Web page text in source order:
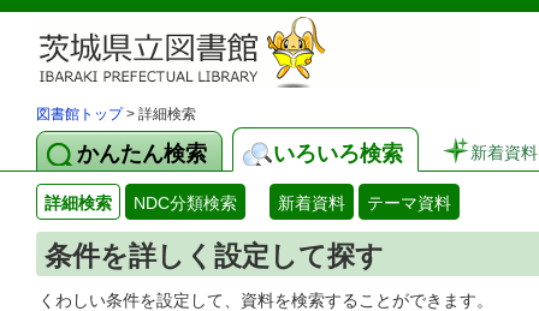
図書館トップ> 詳細検索
かんたん検索 いろいろ検索 新着資料
詳細検索 NDC分類検索 新着資料 テーマ資料
条件を詳しく設定して探す
くわしい条件を設定して、資料を検索することができます。